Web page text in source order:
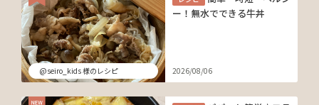
@seiro_kids 様のレシピ
ー！無水でできる牛丼
2026/08/06